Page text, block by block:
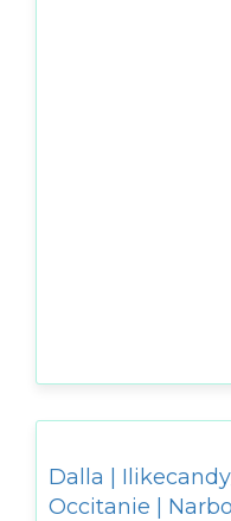
Dalla |
Occitanie |